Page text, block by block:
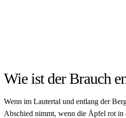
Wie ist der Brauch
Wenn im Lautertal und entlang der
Abschied nimmt, wenn die Äpfel rot in